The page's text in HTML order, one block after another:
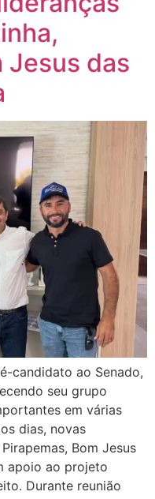
Jesus das
candidato ao Senado,
seu grupo
em várias
dias, novas
Bom Jesus
apoio ao projeto
Durante reunião